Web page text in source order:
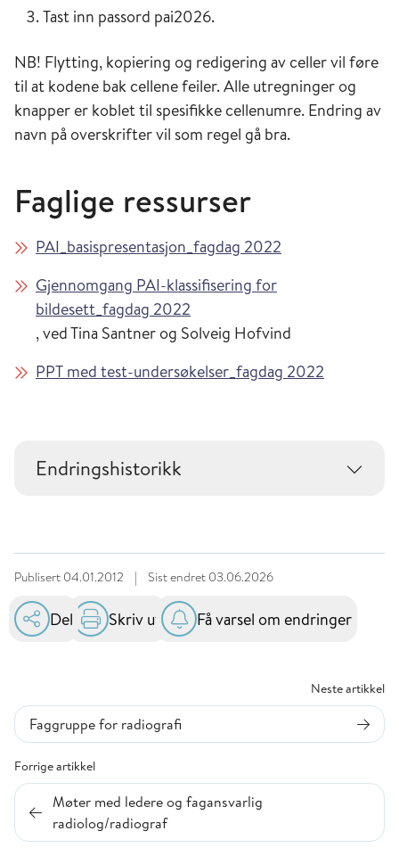
Tast inn passord pai2026.
NB! Flytting, kopiering og redigering av celler vil føre
til at kodene bak cellene feiler. Alle utregninger og
knapper er koblet til spesifikke cellenumre. Endring av
navn på overskrifter vil som regel gå bra.
Faglige ressurser
PAI_basispresentasjon_fagdag 2022
Gjennomgang PAI-klassifisering for
bildesett_fagdag 2022
, ved Tina Santner og Solveig Hofvind
PPT med test-undersøkelser_fagdag 2022
Endringshistorikk
Publisert 04.01.2012 | Sist endret 03.06.2026
Del Skriv ut Få varsel om endringer
Forrige artikkel
Møter med ledere og fagansvarlig
radiolog/radiograf
Neste artikkel
Faggruppe for radiografi